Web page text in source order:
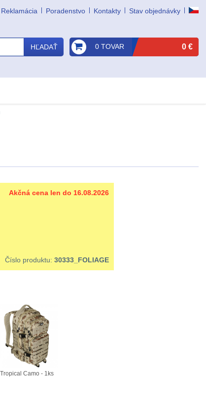
Reklamácia Poradenstvo Kontakty Stav objednávky
HĽADAŤ 0 TOVAR 0 €
Akčná cena len do 16.08.2026
Číslo produktu:30333_FOLIAGE
Tropical Camo - 1ks